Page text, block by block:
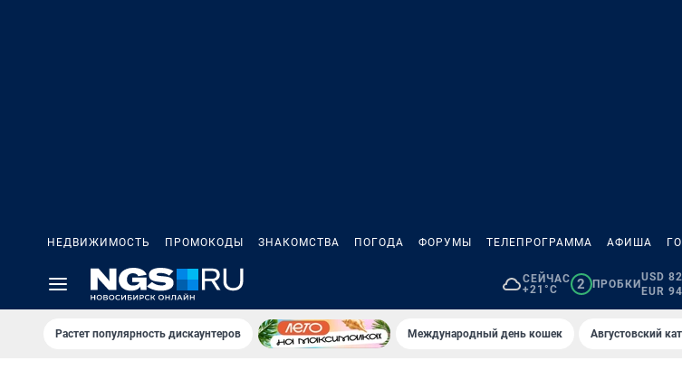
НЕДВИЖИМОСТЬ ПРОМОКОДЫ ЗНАКОМСТВА ПОГОДА ФОРУМЫ ТЕЛЕПРОГРАММА АФИША
СЕЙЧАС
+21°C
2 ПРОБКИ
USD
EUR
Растет популярность дискаунтеров Международный день кошек Августовский